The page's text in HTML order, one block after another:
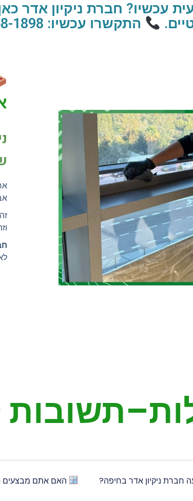
עכשיו? חברת ניקיון אדר
התקשרו עכשיו: 054-258-1898
חברת ניקיון אדר בחיפה? האם אתם מבצעים